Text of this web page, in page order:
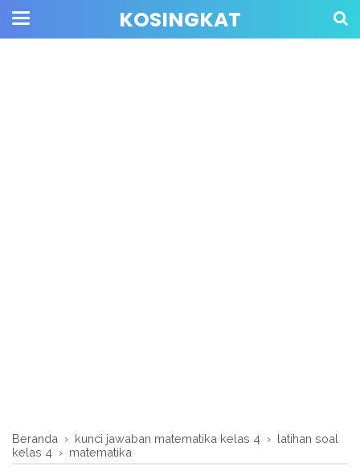
KOSINGKAT
Beranda › kunci jawaban matematika kelas 4 › latihan soal
kelas 4 › matematika